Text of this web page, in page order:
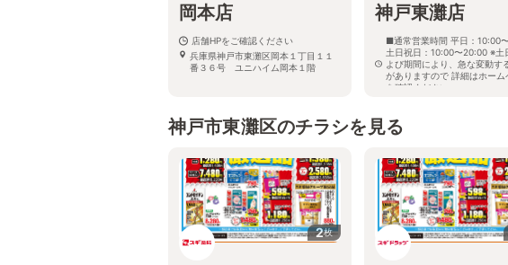
岡本店
店舗HPをご確認ください
兵庫県神戸市東灘区岡本１丁目１１
番３６号 ユニハイム岡本１階
神戸東灘店
■通常営業時間 平日：10:00
土日祝日：10:00〜20:00 ※土
よび期間により、急な変動す
がありますので 詳細はホーム
を確認ください
神戸市東灘区のチラシを見る
2枚